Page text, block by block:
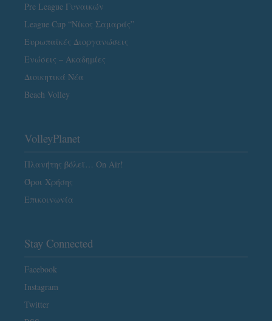
Pre League Γυναικών
League Cup “Νίκος Σαμαράς”
Ευρωπαϊκές Διοργανώσεις
Ενώσεις – Ακαδημίες
Διοικητικά Νέα
Beach Volley
VolleyPlanet
Πλανήτης βόλεϊ… On Air!
Όροι Χρήσης
Επικοινωνία
Stay Connected
Facebook
Instagram
Twitter